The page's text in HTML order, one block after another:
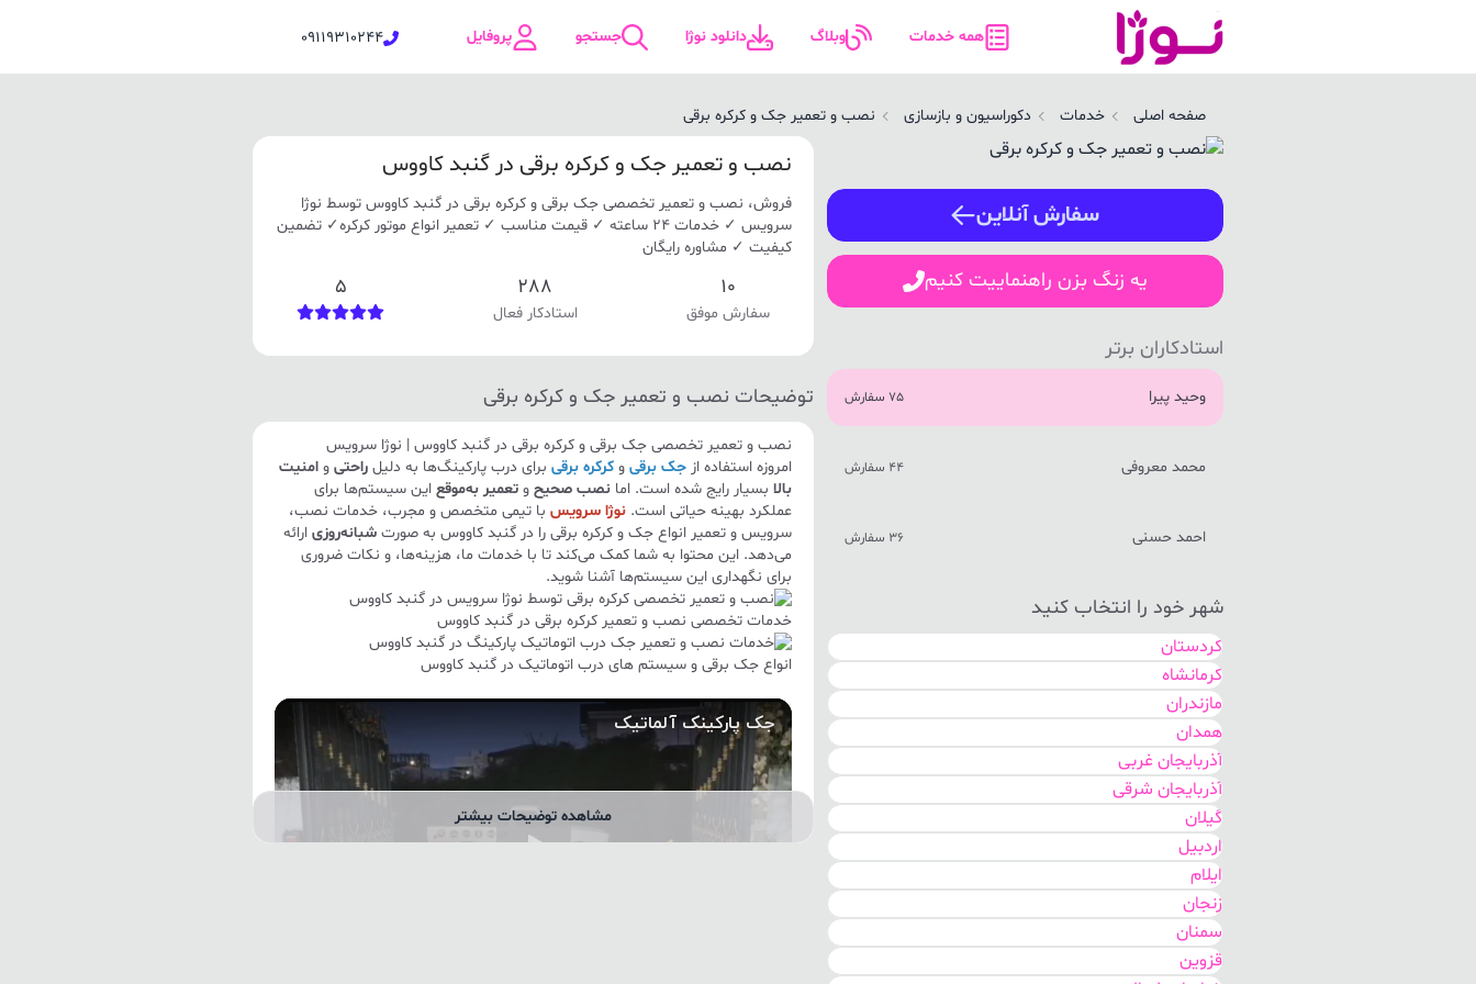
همه خدمات وبلاگ دانلود نوژا جستجو پروفایل 09119310244
صفحه اصلی خدمات دکوراسیون و بازسازی نصب و تعمیر جک و کرکره برقی
سفارش آنلاین
یه زنگ بزن راهنماییت کنیم
ورود / ثبت نام
شماره همراه
ورود
استادکاران برتر
وحید پیرا 75 سفارش
محمد معروفی 44 سفارش
احمد حسنی 36 سفارش
شهر خود را انتخاب کنید
کردستان
کرمانشاه
مازندران
همدان
آذربایجان غربی
آذربایجان شرقی
گیلان
اردبیل
ایلام
زنجان
سمنان
قزوین
نصب و تعمیر جک و کرکره برقی در گنبد کاووس
فروش، نصب و تعمیر تخصصی جک برقی و کرکره برقی در گنبد کاووس توسط نوژا
سرویس ✓ خدمات 24 ساعته ✓ قیمت مناسب ✓ تعمیر انواع موتور کرکره✓ تضمین
کیفیت ✓ مشاوره رایگان
10
سفارش موفق
288
استادکار فعال
5
توضیحات نصب و تعمیر جک و کرکره برقی
نصب و تعمیر تخصصی جک برقی و کرکره برقی در گنبد کاووس | نوژا سرویس
امروزه استفاده ازجک برقی وکرکره برقی برای درب پارکینگ‌ها به دلیلراحتی وامنیت
بالا بسیار رایج شده است. امانصب صحیح وتعمیر به‌موقع این سیستم‌ها برای
عملکرد بهینه حیاتی است.نوژا سرویس با تیمی متخصص و مجرب، خدمات نصب،
سرویس و تعمیر انواع جک و کرکره برقی را در گنبد کاووس به صورتشبانه‌روزی ارائه
می‌دهد. این محتوا به شما کمک می‌کند تا با خدمات ما، هزینه‌ها، و نکات ضروری
برای نگهداری این سیستم‌ها آشنا شوید.
خدمات تخصصی نصب و تعمیر کرکره برقی در گنبد کاووس
انواع جک برقی و سیستم های درب اتوماتیک در گنبد کاووس
مشاهده توضیحات بیشتر